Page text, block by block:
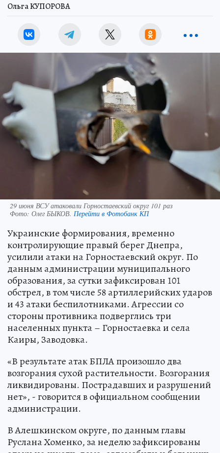
Ольга КУПОРОВА
29 июня ВСУ атаковали Горностаевский округ 101 раз
Фото: Олег БЫКОВ. Перейти в Фотобанк КП
Украинские формирования, временно
контролирующие правый берег Днепра,
усилили атаки на Горностаевский округ. По
данным администрации муниципального
образования, за сутки зафиксирован 101
обстрел, в том числе 58 артиллерийских ударов
и 43 атаки беспилотниками. Агрессии со
стороны противника подверглись три
населенных пункта – Горностаевка и села
Каиры, Заводовка.
«В результате атак БПЛА произошло два
возгорания сухой растительности. Возгорания
ликвидированы. Пострадавших и разрушений
нет», - говорится в официальном сообщении
администрации.
В Алешкинском округе, по данным главы
Руслана Хоменко, за неделю зафиксированы